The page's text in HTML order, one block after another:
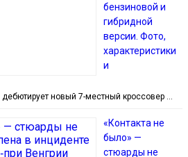
бензиновой и
гибридной
версии. Фото,
характеристики
и
новый 7-местный кроссовер …
«Контакта не
было» —
стюарды не